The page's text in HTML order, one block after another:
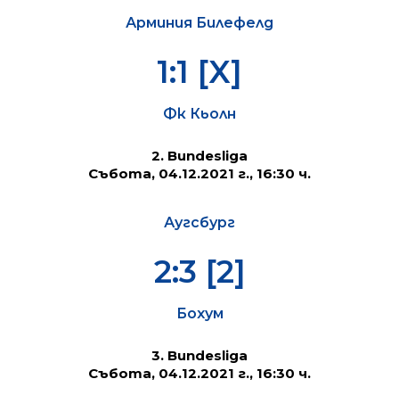
Арминия Билефелд
1:1 [X]
Фк Кьолн
2. Bundesliga
Събота, 04.12.2021 г., 16:30 ч.
Аугсбург
2:3 [2]
Бохум
3. Bundesliga
Събота, 04.12.2021 г., 16:30 ч.